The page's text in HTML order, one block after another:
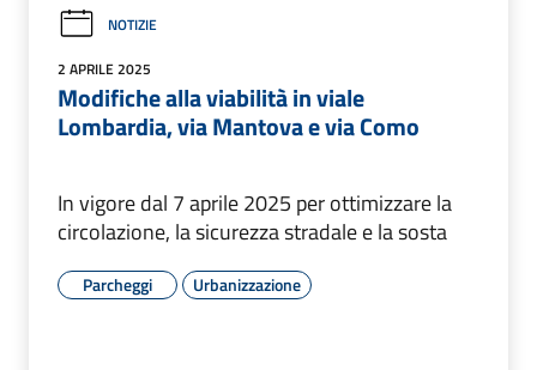
NOTIZIE
2 APRILE 2025
Modifiche alla viabilità in viale
Lombardia, via Mantova e via Como
In vigore dal 7 aprile 2025 per ottimizzare la
circolazione, la sicurezza stradale e la sosta
Parcheggi Urbanizzazione